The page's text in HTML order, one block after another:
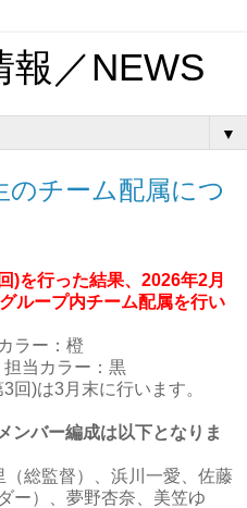
／NEWS
▼
のチーム配属につ
)を行った結果、2026年2月
ループ内チーム配属を行い
ラー：橙
当カラー：黒
)は3月末に行います。
ンバー編成は以下となりま
（総監督）、浜川一愛、佐藤
ー）、夢野杏奈、美笠ゆ